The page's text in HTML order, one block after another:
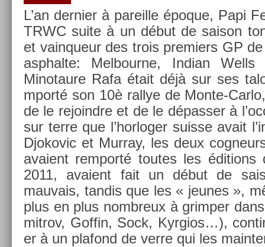
L’an de­rni­er à pareil­le époque, Papi
TRWC suite à un début de saison
et vain­queur des trois pre­mi­ers GP
as­phal­te: Mel­bour­ne, In­dian
Minotaure Rafa était déjà sur ses
mporté son 10è ral­lye de Monte-
de le re­joindre et de le dépass­er à
sur terre que l’hor­log­er suis­se avait
Djokovic et Mur­ray, les deux
avaient re­mporté toutes les édi­tions
2011, avaient fait un début de
mauvais, tan­dis que les « jeunes »,
plus en plus nombreux à grimp­er
mit­rov, Gof­fin, Sock, Kyr­gios…),
er à un plafond de verre qui les